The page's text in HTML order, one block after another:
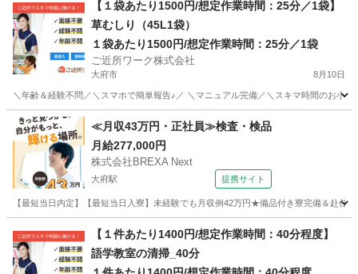
【１袋あたり1500円/想定作業時間：25分／1袋】
草むしり（45L1袋）
１袋あたり1500円/想定作業時間：25分／1袋
ご近所ワーク株式会社
大府市 8月10日
＼年齢＆経験不問／＼スマホで簡単報告♪／ ＼マニュアル完備／＼スキマ時間のお小
愛知 大府市 その他
≪月収43万円・正社員≫検査・検品
月給277,000円
株式会社BREXA Next
大府駅 提携サイト
【最短当日内定】【最短当日入寮】未経験でも月収例42万円★備品付き寮完備＆赴
大府駅 その他
【１件あたり1400円/想定作業時間：40分程度】
語学教室の清掃_40分